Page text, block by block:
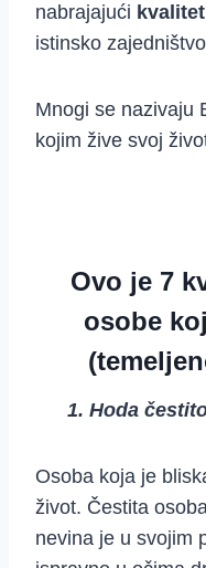
nabrajajući
istinsko
Mnogi se nazivaju
kojim žive svoj
Ovo je 7
osobe
1. Hoda
Osoba koja je
život. Čestita
nevina je u svojim